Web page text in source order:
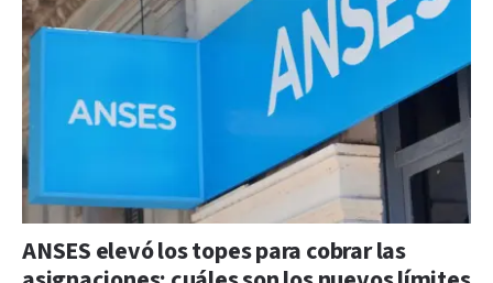
ANSES elevó los topes para cobrar las